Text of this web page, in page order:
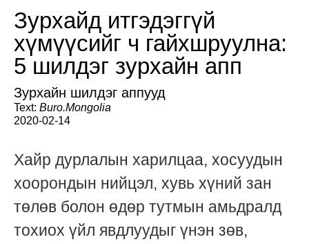
Зурхайд итгэдэггүй
хүмүүсийг ч гайхшруулна:
5 шилдэг зурхайн апп
Зурхайн шилдэг аппууд
Text: Buro.Mongolia
2020-02-14
Хайр дурлалын харилцаа, хосуудын
хоорондын нийцэл, хувь хүний зан
төлөв болон өдөр тутмын амьдралд
тохиох үйл явдлуудыг үнэн зөв,